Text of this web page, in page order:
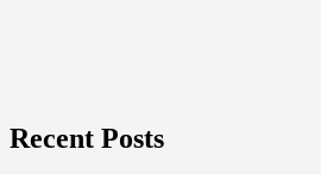
Recent Posts